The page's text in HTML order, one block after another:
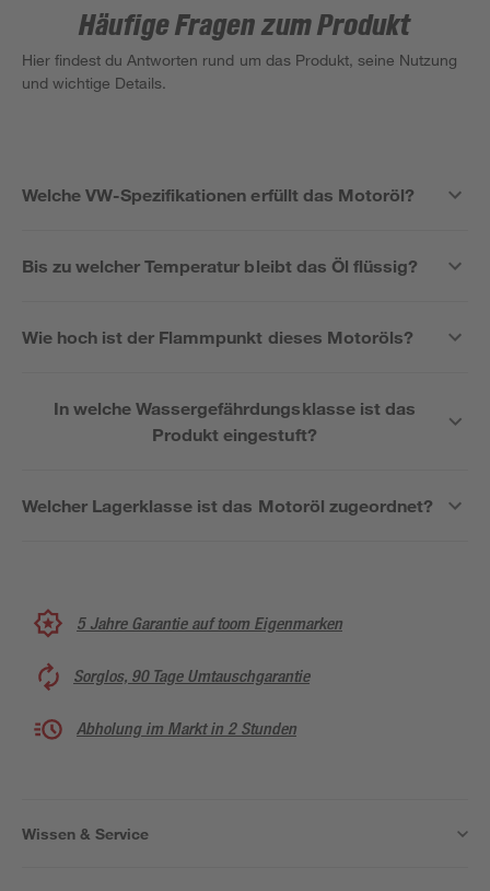
Häufige Fragen zum Produkt
Hier findest du Antworten rund um das Produkt, seine Nutzung
und wichtige Details.
Welche VW-Spezifikationen erfüllt das Motoröl?
Bis zu welcher Temperatur bleibt das Öl flüssig?
Wie hoch ist der Flammpunkt dieses Motoröls?
In welche Wassergefährdungsklasse ist das
Produkt eingestuft?
Welcher Lagerklasse ist das Motoröl zugeordnet?
5 Jahre Garantie auf toom Eigenmarken
Sorglos, 90 Tage Umtauschgarantie
Abholung im Markt in 2 Stunden
Wissen & Service